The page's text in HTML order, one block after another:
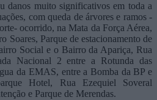
danos muito significativos em toda a
com queda de árvores e ramos -
ocorrido, na Mata da Força Aérea,
Soares, Parque de estacionamento de
Social e o Bairro da Apariça, Rua
Nacional 2 entre a Rotunda das
da EMAS, entre a Bomba da BP e
Hotel, Rua Ezequiel Soveral
e Parque de Merendas.